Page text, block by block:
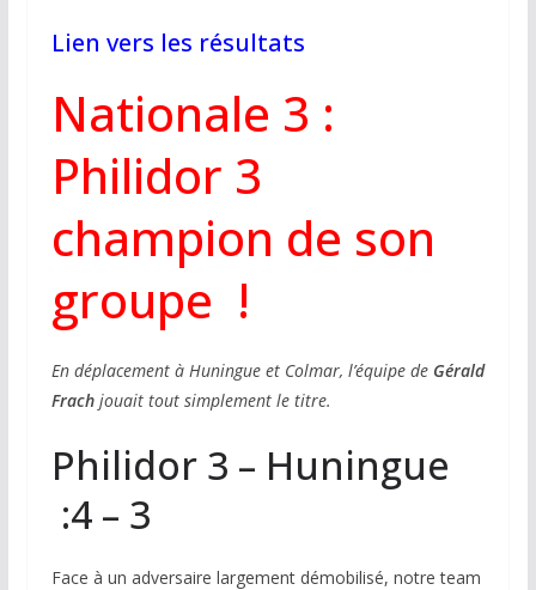
Lien vers les résultats
Nationale 3 :
Philidor 3
champion de son
groupe !
En déplacement à Huningue et Colmar, l’équipe de Gérald
Frachjouait tout simplement le titre.
Philidor 3 – Huningue
:4 – 3
Face à un adversaire largement démobilisé, notre team